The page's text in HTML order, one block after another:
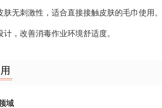
肤无刺激性，适合直接接触皮肤的毛巾使用。
计，改善消毒作业环境舒适度。
域